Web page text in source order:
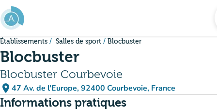
Aller au contenu principal
Établissements Salles de sport Blocbuster
Blocbuster
Blocbuster Courbevoie
place 47 Av. de l'Europe, 92400 Courbevoie, France
(ouvrir dans Google Maps)
(nouvel onglet)
Informations pratiques